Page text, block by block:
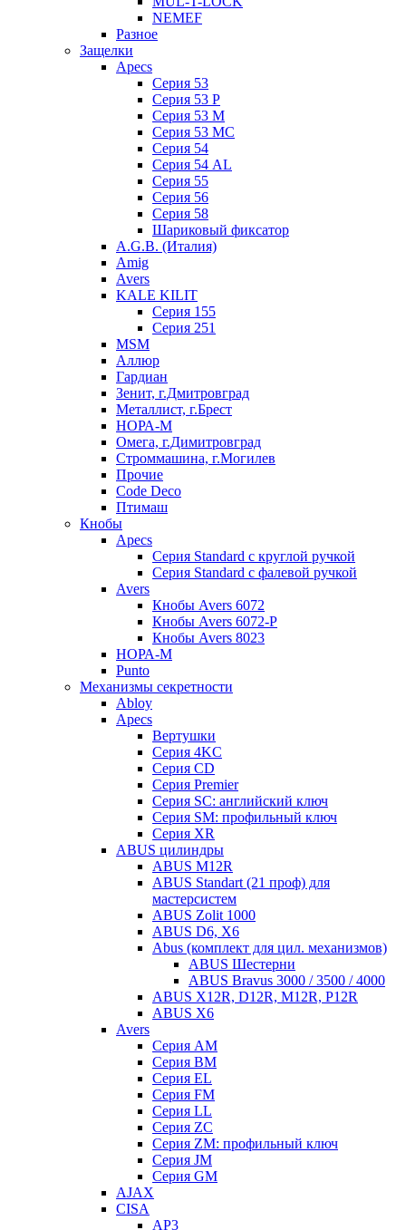
NEMEF
Разное
Защелки
Apecs
Серия 53
Серия 53 P
Серия 53 М
Серия 53 МC
Серия 54
Серия 54 AL
Серия 55
Серия 56
Серия 58
Шариковый фиксатор
A.G.B. (Италия)
Amig
Avers
KALE KILIT
Серия 155
Серия 251
MSM
Аллюр
Гардиан
Зенит, г.Дмитровград
Металлист, г.Брест
НОРА-М
Омега, г.Димитровград
Строммашина, г.Могилев
Прочие
Code Deco
Птимаш
Кнобы
Apecs
Серия Standard с круглой ручкой
Серия Standard с фалевой ручкой
Avers
Кнобы Avers 6072
Кнобы Avers 6072-P
Кнобы Avers 8023
НОРА-М
Punto
Механизмы секретности
Abloy
Apecs
Вертушки
Серия 4KC
Серия CD
Серия Premier
Серия SC: английский ключ
Серия SM: профильный ключ
Серия XR
ABUS цилиндры
ABUS M12R
ABUS Standart (21 проф) для
мастерсистем
ABUS Zolit 1000
ABUS D6, X6
Abus (комплект для цил. механизмов)
ABUS Шестерни
ABUS Bravus 3000 / 3500 / 4000
ABUS X12R, D12R, M12R, P12R
ABUS X6
Avers
Серия AM
Серия BM
Серия EL
Серия FM
Серия LL
Серия ZC
Серия ZM: профильный ключ
Серия JM
Серия GM
AJAX
CISA
AP3